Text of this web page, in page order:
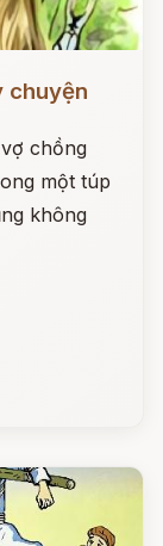
chuyện
chồng
một túp
không